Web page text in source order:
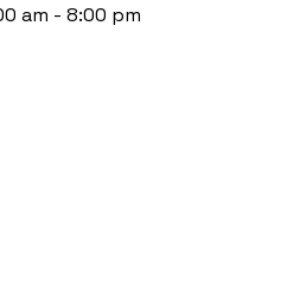
am - 8:00 pm